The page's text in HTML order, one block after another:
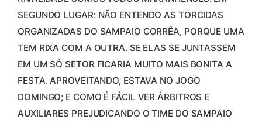
SEGUNDO LUGAR: NÃO ENTENDO AS TORCIDAS
ORGANIZADAS DO SAMPAIO CORRÊA, PORQUE UMA
TEM RIXA COM A OUTRA. SE ELAS SE JUNTASSEM
EM UM SÓ SETOR FICARIA MUITO MAIS BONITA A
FESTA. APROVEITANDO, ESTAVA NO JOGO
DOMINGO; E COMO É FÁCIL VER ÁRBITROS E
AUXILIARES PREJUDICANDO O TIME DO SAMPAIO